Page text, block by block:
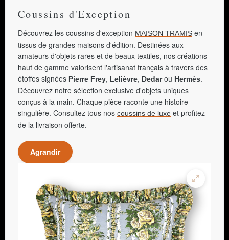
Coussins d'Exception
Découvrez les coussins d'exception MAISON TRAMIS en
tissus de grandes maisons d'édition. Destinées aux
amateurs d'objets rares et de beaux textiles, nos créations
haut de gamme valorisent l'artisanat français à travers des
étoffes signées Pierre Frey, Lelièvre, Dedarou Hermès.
Découvrez notre sélection exclusive d'objets uniques
conçus à la main. Chaque pièce raconte une histoire
singulière. Consultez tous nos coussins de luxe et profitez
de la livraison offerte.
Agrandir